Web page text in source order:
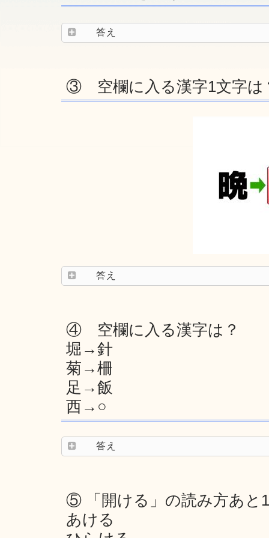
答え
③ 空欄に入る漢字1文字は
答え
④ 空欄に入る漢字は？
堀→針
菊→柵
足→飯
西→○
答え
⑤ 「開ける」の読み方あと
あける